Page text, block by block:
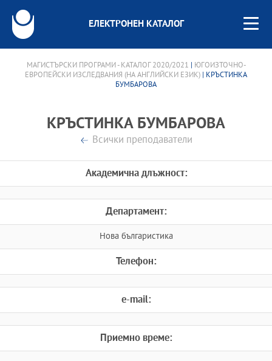
ЕЛЕКТРОНЕН КАТАЛОГ
МАГИСТЪРСКИ ПРОГРАМИ - КАТАЛОГ 2020/2021
ЮГОИЗТОЧНО-
ЕВРОПЕЙСКИ ИЗСЛЕДВАНИЯ (НА АНГЛИЙСКИ ЕЗИК) | КРЪСТИНКА
БУМБАРОВА
КРЪСТИНКА БУМБАРОВА
Всички преподаватели
Академична длъжност:
Департамент:
Нова българистика
Телефон:
e-mail:
Приемно време: